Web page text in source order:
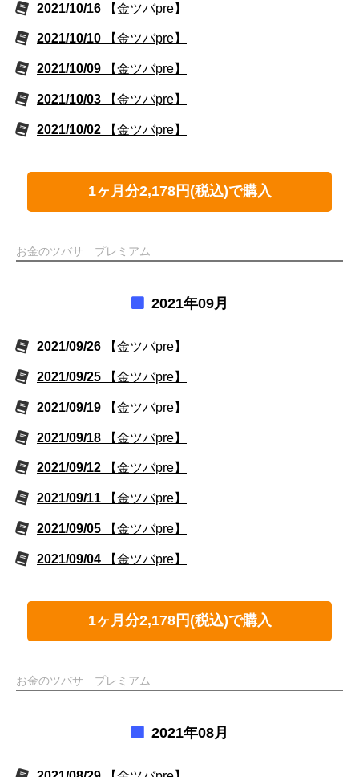
2021/10/16 【金ツバpre】
2021/10/10 【金ツバpre】
2021/10/09 【金ツバpre】
2021/10/03 【金ツバpre】
2021/10/02 【金ツバpre】
1ヶ月分2,178円(税込)で購入
お金のツバサ プレミアム
2021年09月
2021/09/26 【金ツバpre】
2021/09/25 【金ツバpre】
2021/09/19 【金ツバpre】
2021/09/18 【金ツバpre】
2021/09/12 【金ツバpre】
2021/09/11 【金ツバpre】
2021/09/05 【金ツバpre】
2021/09/04 【金ツバpre】
1ヶ月分2,178円(税込)で購入
お金のツバサ プレミアム
2021年08月